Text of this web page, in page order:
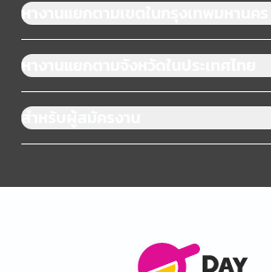
หางานแยกตามเขตในกรุงเทพมหานคร
หางานแยกตามจังหวัดในประเทศไทย
สำหรับผู้สมัครงาน